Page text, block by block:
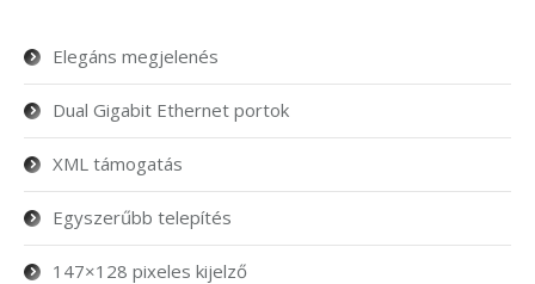
Elegáns megjelenés
Dual Gigabit Ethernet portok
XML támogatás
Egyszerűbb telepítés
147×128 pixeles kijelző